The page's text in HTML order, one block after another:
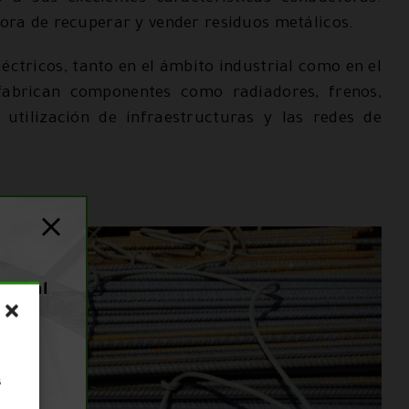
de recuperar y vender residuos metálicos.
tanto en el ámbito industrial como en el
componentes como radiadores, frenos,
utilización de infraestructuras y las redes de
17 al